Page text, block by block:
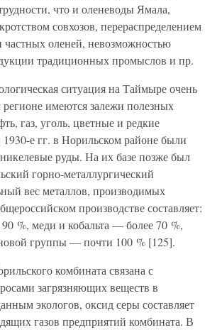
что и оленеводы Ямала,
совхозов, перераспределением
оленей, невозможностью
традиционных промыслов и пр.
ситуация на Таймыре очень
имеются залежи полезных
газ, уголь, цветные и редкие
е гг. в Норильском районе были
руды. На их базе позже был
горно-металлургический
вес металлов, производимых
производстве составляет:
%, меди и кобальта — более 70 %,
группы — почти 100 % [125].
комбината связана с
загрязняющих веществ в
экологов, оксид серы составляет
газов предприятий комбината. В